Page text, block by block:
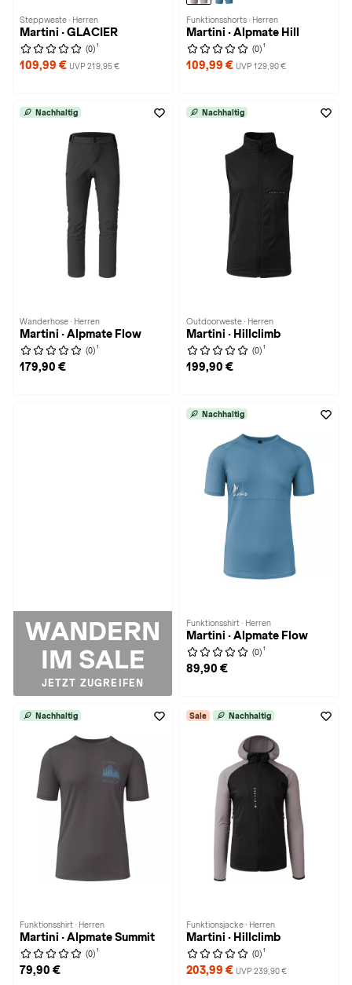
Steppweste · Herren
Martini · GLACIER
(0) 1
109,99 € UVP 219,95 €
Funktionsshorts · Herren
Martini · Alpmate Hill
(0) 1
109,99 € UVP 129,90 €
Nachhaltig
Wanderhose · Herren
Martini · Alpmate Flow
(0) 1
179,90 €
Nachhaltig
Outdoorweste · Herren
Martini · Hillclimb
(0) 1
199,90 €
WANDERN
IM SALE
JETZT ZUGREIFEN
Nachhaltig
Funktionsshirt · Herren
Martini · Alpmate Flow
(0) 1
89,90 €
Nachhaltig
Funktionsshirt · Herren
Martini · Alpmate Summit
(0) 1
79,90 €
Sale Nachhaltig
Funktionsjacke · Herren
Martini · Hillclimb
(0) 1
203,99 € UVP 239,90 €